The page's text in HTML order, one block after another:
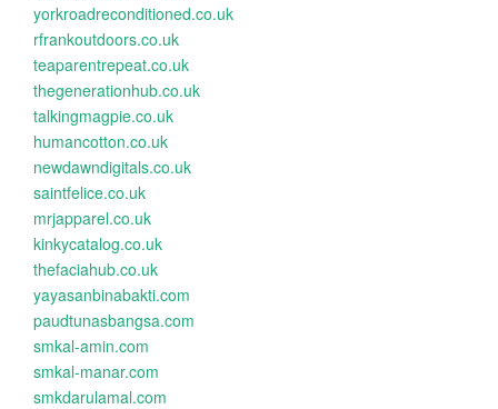
yorkroadreconditioned.co.uk
rfrankoutdoors.co.uk
teaparentrepeat.co.uk
thegenerationhub.co.uk
talkingmagpie.co.uk
humancotton.co.uk
newdawndigitals.co.uk
saintfelice.co.uk
mrjapparel.co.uk
kinkycatalog.co.uk
thefaciahub.co.uk
yayasanbinabakti.com
paudtunasbangsa.com
smkal-amin.com
smkal-manar.com
smkdarulamal.com